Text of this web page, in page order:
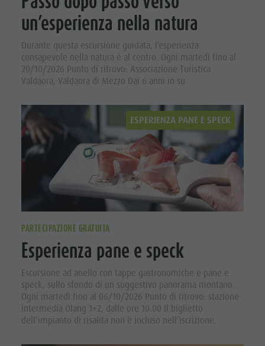
un’esperienza nella natura
Durante questa escursione guidata, l’esperienza
consapevole nella natura è al centro. Ogni martedì fino al
20/10/2026 Punto di ritrovo: Associazione Turistica
Valdaora, Valdaora di Mezzo Dai 6 anni in su
ESPERIENZA PANE E SPECK
PARTECIPAZIONE GRATUITA
Esperienza pane e speck
Escursione ad anello con tappe gastronomiche e pane e
speck, sullo sfondo di un suggestivo panorama montano.
Ogni martedì fino al 06/10/2026 Punto di ritrovo: stazione
intermedia Olang 1+2, dalle ore 10.00 Il biglietto
dell’impianto di risalita non è incluso nell’iscrizione.